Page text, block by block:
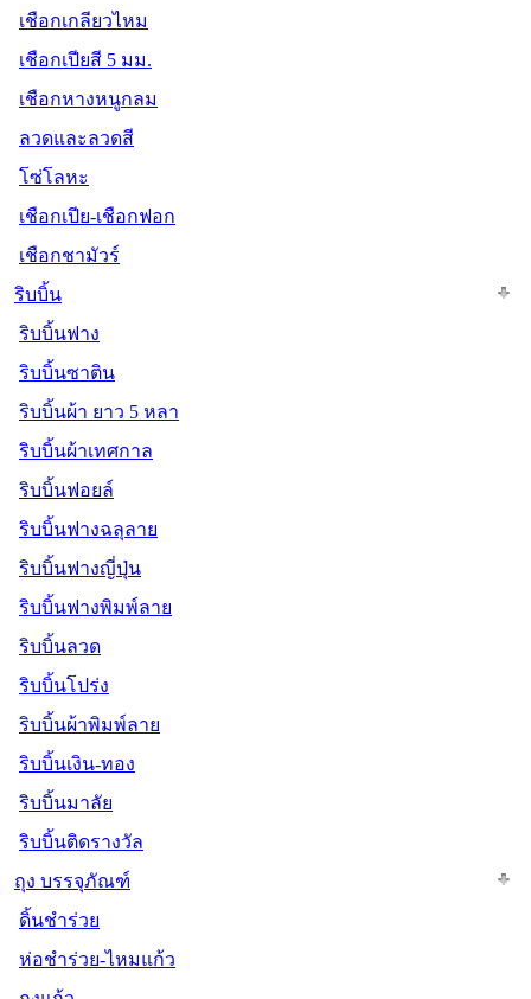
เชือกเกลียวไหม
เชือกเปียสี 5 มม.
เชือกหางหนูกลม
ลวดและลวดสี
โซ่โลหะ
เชือกเปีย-เชือกฟอก
เชือกชามัวร์
ริบบิ้น
ริบบิ้นฟาง
ริบบิ้นซาติน
ริบบิ้นผ้า ยาว 5 หลา
ริบบิ้นผ้าเทศกาล
ริบบิ้นฟอยล์
ริบบิ้นฟางฉลุลาย
ริบบิ้นฟางญี่ปุ่น
ริบบิ้นฟางพิมพ์ลาย
ริบบิ้นลวด
ริบบิ้นโปร่ง
ริบบิ้นผ้าพิมพ์ลาย
ริบบิ้นเงิน-ทอง
ริบบิ้นมาลัย
ริบบิ้นติดรางวัล
ถุง บรรจุภัณฑ์
ดิ้นชำร่วย
ห่อชำร่วย-ไหมแก้ว